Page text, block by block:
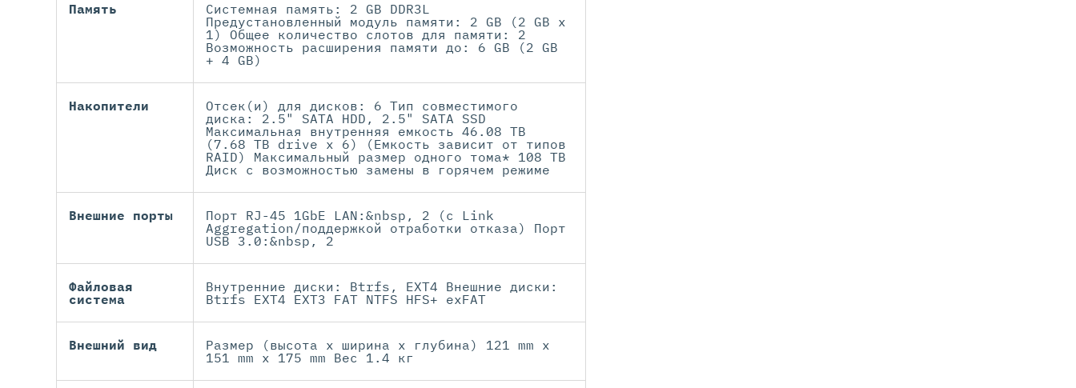
Память
Системная память: 2 GB DDR3L
Предустановленный модуль памяти: 2 GB (2 GB x
1) Общее количество слотов для памяти: 2
Возможность расширения памяти до: 6 GB (2 GB
+ 4 GB)
Накопители
Отсек(и) для дисков: 6 Тип совместимого
диска: 2.5" SATA HDD, 2.5" SATA SSD
Максимальная внутренняя емкость 46.08 TB
(7.68 TB drive x 6) (Емкость зависит от типов
RAID) Максимальный размер одного тома* 108 TB
Диск с возможностью замены в горячем режиме
Внешние порты
Порт RJ-45 1GbE LAN:&nbsp, 2 (с Link
Aggregation/поддержкой отработки отказа) Порт
USB 3.0:&nbsp, 2
Файловая
система
Внутренние диски: Btrfs, EXT4 Внешние диски:
Btrfs EXT4 EXT3 FAT NTFS HFS+ exFAT
Внешний вид
Размер (высота х ширина х глубина) 121 mm x
151 mm x 175 mm Вес 1.4 кг